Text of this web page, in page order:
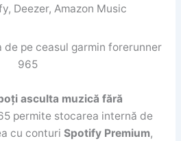
Deezer, Amazon Music
asculta muzică fără
permite stocarea internă de
cu conturi Spotify Premium,